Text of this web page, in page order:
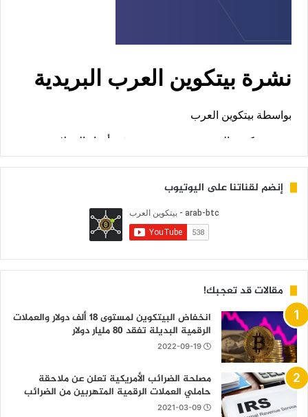
إنضم لقناتنا على اليوتيوب
مقالات قد تعجبك!
انخفاض البيتكوين لمستوى 18 ألف دولار والعملات
الرقمية البديلة تفقد 80 مليار دولار
2022-09-19
مصلحة الضرائب الأمريكية تعلن عن ملاحقة
حاملي العملات الرقمية المتهربين من الضرائب
2021-03-09